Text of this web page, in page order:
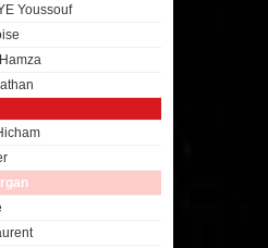
Youssouf